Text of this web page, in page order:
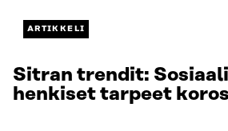
ARTIKKELI
Sitran trendit:
henkiset tarpeet